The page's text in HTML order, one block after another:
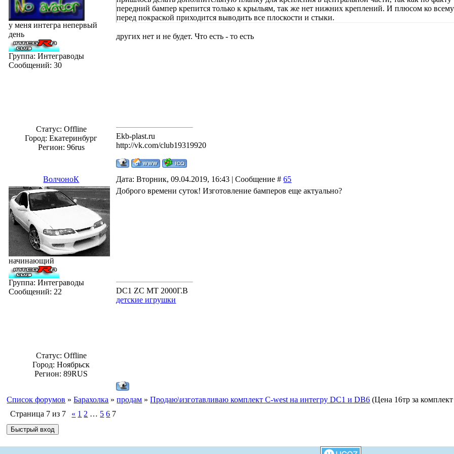
у меня интегра непервый
день
Группа: Интеграводы
Сообщений:30
Статус: Offline
Город: Екатеринбург
Регион: 96rus
передний бампер крепится только к крыльям, так же нет нижних креплений. И плюсом ко всему
перед покраской приходится выводить все плоскости и стыки.
других нет и не будет. Что есть - то есть
Ekb-plast.ru
http://vk.com/club19319920
ВолчоноК Дата: Вторник, 09.04.2019, 16:43 | Сообщение #65
начинающий
Группа: Интеграводы
Сообщений: 22
Статус: Offline
Город: Ноябрьск
Регион: 89RUS
Доброго времени суток! Изготовление бамперов еще актуально?
DC1 ZC MT 2000Г.В
детские игрушки
Список форумов » Барахолка » продам » Продаю\изготавливаю комплект C-west на интегру DC1 и DB6 (Цена 16тр за
Страница 7 из 7 « 1 2 … 5 6 7